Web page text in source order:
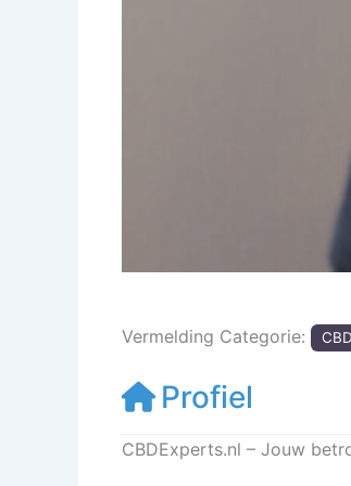
Vermelding Categorie:
Profiel
CBDExperts.nl – Jouw